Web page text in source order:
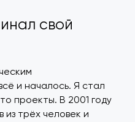
свой
и началось. Я стал
проекты. В 2001 году
из трёх человек и